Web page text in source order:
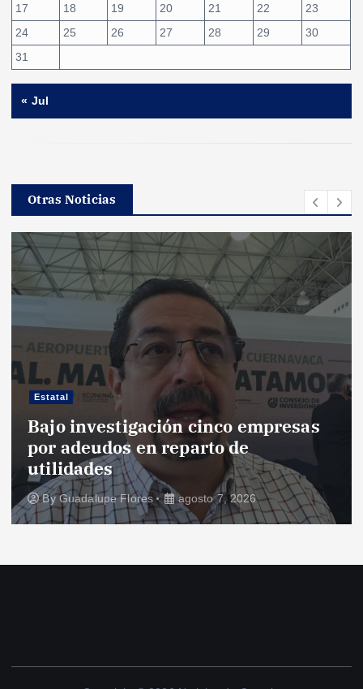
17
18 19 20 21 22
23
24
25 26 27 28 29
30
31
« Jul
Otras Noticias
Estatal
Bajo investigación cinco empresas
por adeudos en reparto de
utilidades
ByGuadalupe Flores agosto 7, 2026